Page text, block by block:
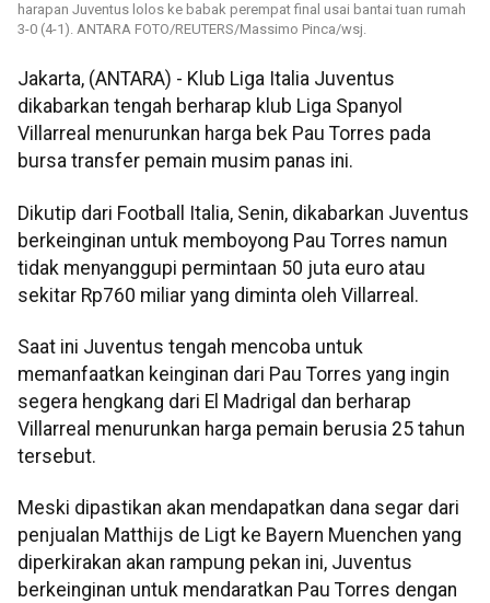
harapan Juventus lolos ke babak perempat final usai bantai tuan rumah
3-0 (4-1). ANTARA FOTO/REUTERS/Massimo Pinca/wsj.
Jakarta, (ANTARA) - Klub Liga Italia Juventus
dikabarkan tengah berharap klub Liga Spanyol
Villarreal menurunkan harga bek Pau Torres pada
bursa transfer pemain musim panas ini.
Dikutip dari Football Italia, Senin, dikabarkan Juventus
berkeinginan untuk memboyong Pau Torres namun
tidak menyanggupi permintaan 50 juta euro atau
sekitar Rp760 miliar yang diminta oleh Villarreal.
Saat ini Juventus tengah mencoba untuk
memanfaatkan keinginan dari Pau Torres yang ingin
segera hengkang dari El Madrigal dan berharap
Villarreal menurunkan harga pemain berusia 25 tahun
tersebut.
Meski dipastikan akan mendapatkan dana segar dari
penjualan Matthijs de Ligt ke Bayern Muenchen yang
diperkirakan akan rampung pekan ini, Juventus
berkeinginan untuk mendaratkan Pau Torres dengan